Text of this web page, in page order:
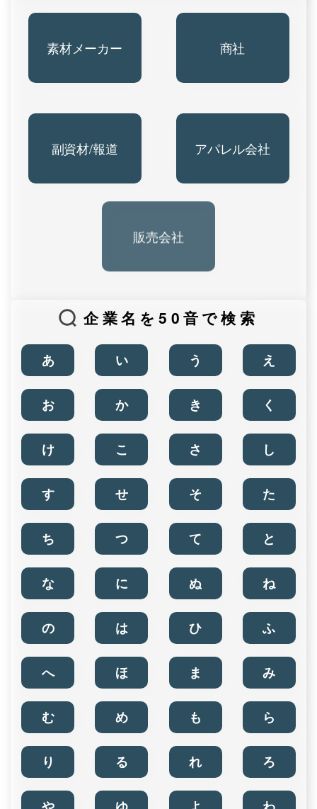
素材メーカー 商社
副資材/報道 アパレル会社
販売会社
企業名を50音で検索
あ い う え
お か き く
け こ さ し
す せ そ た
ち つ て と
な に ぬ ね
の は ひ ふ
へ ほ ま み
む め も ら
り る れ ろ